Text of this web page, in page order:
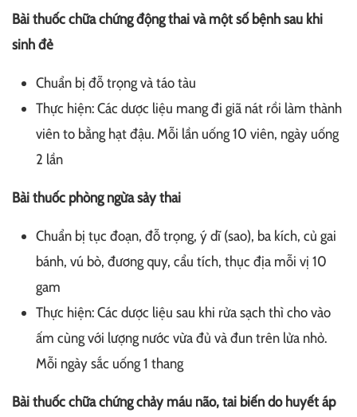
Bài thuốc chữa chứng động thai và một số bệnh sau khi
sinh đẻ
Chuẩn bị đỗ trọng và táo tàu
Thực hiện: Các dược liệu mang đi giã nát rồi làm thành
viên to bằng hạt đậu. Mỗi lần uống 10 viên, ngày uống
2 lần
Bài thuốc phòng ngừa sảy thai
Chuẩn bị tục đoạn, đỗ trọng, ý dĩ (sao), ba kích, củ gai
bánh, vú bò, đương quy, cẩu tích, thục địa mỗi vị 10
gam
Thực hiện: Các dược liệu sau khi rửa sạch thì cho vào
ấm cùng với lượng nước vừa đủ và đun trên lửa nhỏ.
Mỗi ngày sắc uống 1 thang
Bài thuốc chữa chứng chảy máu não, tai biến do huyết áp